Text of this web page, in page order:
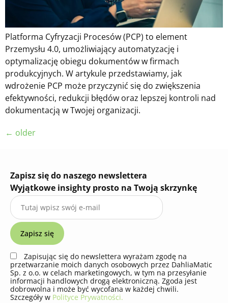
Platforma Cyfryzacji Procesów (PCP) to element
Przemysłu 4.0, umożliwiający automatyzację i
optymalizację obiegu dokumentów w firmach
produkcyjnych. W artykule przedstawiamy, jak
wdrożenie PCP może przyczynić się do zwiększenia
efektywności, redukcji błędów oraz lepszej kontroli nad
dokumentacją w Twojej organizacji.
← older
Zapisz się do naszego newslettera
Wyjątkowe insighty prosto na Twoją skrzynkę
Zapisując się do newslettera wyrażam zgodę na
przetwarzanie moich danych osobowych przez DahliaMatic
Sp. z o.o. w celach marketingowych, w tym na przesyłanie
informacji handlowych drogą elektroniczną. Zgoda jest
dobrowolna i może być wycofana w każdej chwili.
Szczegóły w Polityce Prywatności.